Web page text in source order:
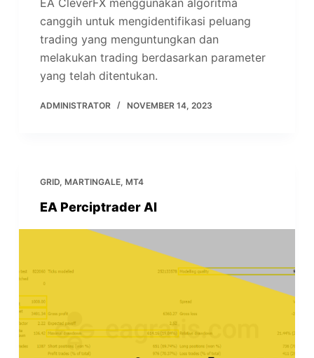
canggih untuk mengidentifikasi peluang
trading yang menguntungkan dan
melakukan trading berdasarkan parameter
yang telah ditentukan.
ADMINISTRATOR NOVEMBER 14, 2023
GRID, MARTINGALE, MT4
EA Perciptrader AI